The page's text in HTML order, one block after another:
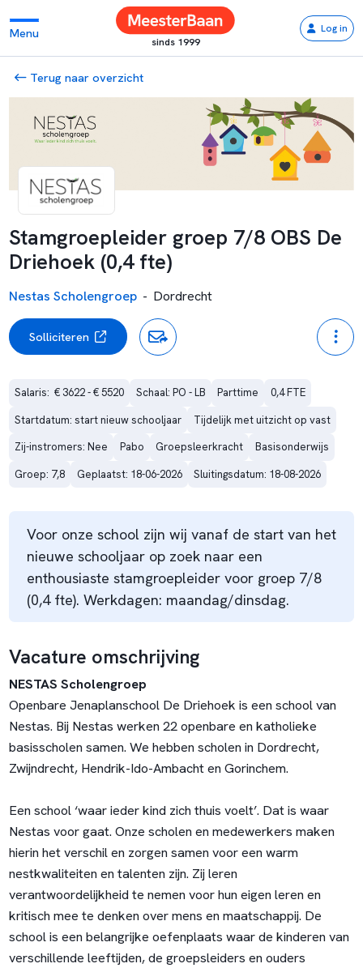
Menu
sinds 1999
Log in
Terug naar overzicht
Stamgroepleider groep 7/8 OBS De
Driehoek (0,4 fte)
Nestas Scholengroep - Dordrecht
Solliciteren
Salaris:  € 3622 - € 5520 Schaal: PO - LB Parttime
0,4 FTE
Startdatum: start nieuw schooljaar
Tijdelijk met uitzicht op vast
Zij-instromers: Nee
Pabo Groepsleerkracht
Basisonderwijs
Groep: 7,8
Geplaatst: 18-06-2026 Sluitingsdatum: 18-08-2026
Voor onze school zijn wij vanaf de start van het
nieuwe schooljaar op zoek naar een
enthousiaste stamgroepleider voor groep 7/8
(0,4 fte). Werkdagen: maandag/dinsdag.
Vacature omschrijving
NESTAS Scholengroep
Openbare Jenaplanschool De Driehoek is een school van
Nestas. Bij Nestas werken 22 openbare en katholieke
basisscholen samen. We hebben scholen in Dordrecht,
Zwijndrecht, Hendrik-Ido-Ambacht en Gorinchem.
Een school ‘waar ieder kind zich thuis voelt’. Dat is waar
Nestas voor gaat. Onze scholen en medewerkers maken
hierin het verschil en zorgen samen voor een warm
nestkwaliteiten en talenten zijn. Zij leren
verantwoordelijkheid te nemen voor hun eigen leren en
kritisch mee te denken over mens en maatschappij. De
school is een belangrijke oefenplaats waar de kinderen van
verschillende leeftijden, de groepsleiders en ouders